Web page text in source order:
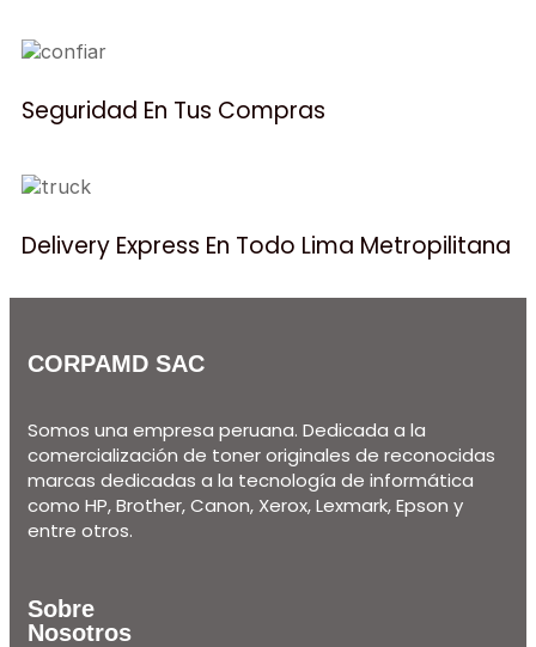
Seguridad En Tus Compras
Delivery Express En Todo Lima Metropilitana
CORPAMD SAC
Somos una empresa peruana. Dedicada a la
comercialización de toner originales de reconocidas
marcas dedicadas a la tecnología de informática
como HP, Brother, Canon, Xerox, Lexmark, Epson y
entre otros.
Sobre
Nosotros